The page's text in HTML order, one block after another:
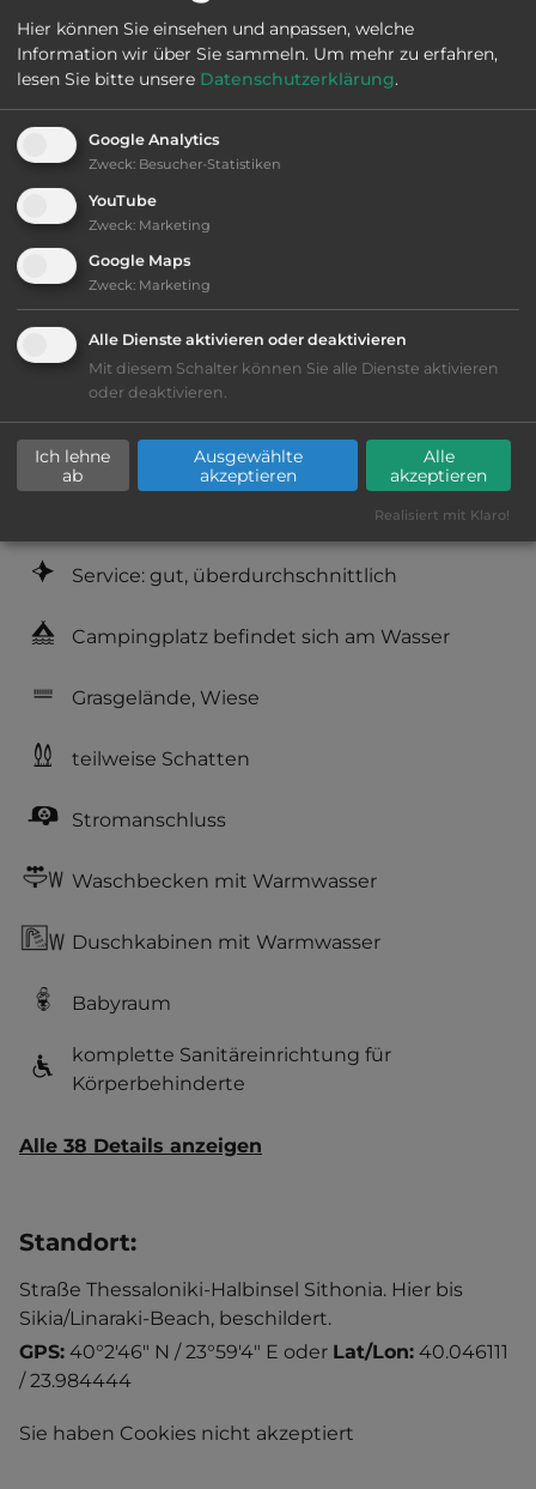
Telefon: 0030 23750 41631
Ausstattung:
bis 25,- Euro
Klassifizierung: befriedigend
Lage: schön
Platzeinrichtung: befriedigend
Geräuschkulisse: überwiegend ruhig
Service: gut, überdurchschnittlich
Campingplatz befindet sich am Wasser
Grasgelände, Wiese
teilweise Schatten
Stromanschluss
Waschbecken mit Warmwasser
Duschkabinen mit Warmwasser
Babyraum
komplette Sanitäreinrichtung für
Körperbehinderte
Alle 38 Details anzeigen
Standort:
Straße Thessaloniki-Halbinsel Sithonia. Hier bis
Sikia/Linaraki-Beach, beschildert.
GPS: 40°2'46" N / 23°59'4" E oder Lat/Lon: 40.046111
/ 23.984444
Sie haben Cookies nicht akzeptiert
Hier können Sie einsehen und anpassen, welche
Information wir über Sie sammeln. Um mehr zu erfahren,
lesen Sie bitte unsere Datenschutzerklärung.
Google Analytics
Zweck: Besucher-Statistiken
YouTube
Zweck: Marketing
Google Maps
Zweck: Marketing
Alle Dienste aktivieren oder deaktivieren
Mit diesem Schalter können Sie alle Dienste aktivieren
oder deaktivieren.
Ich lehne
ab
Ausgewählte
akzeptieren
Alle
akzeptieren
Realisiert mit Klaro!